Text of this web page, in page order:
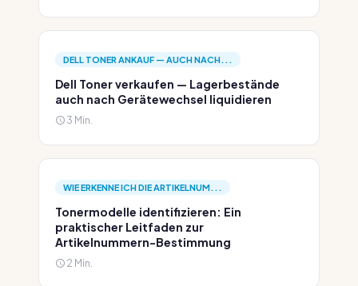
DELL TONER ANKAUF — AUCH NACH...
Dell Toner verkaufen — Lagerbestände
auch nach Gerätewechsel liquidieren
3 Min.
WIE ERKENNE ICH DIE ARTIKELNUM...
Tonermodelle identifizieren: Ein
praktischer Leitfaden zur
Artikelnummern-Bestimmung
2 Min.